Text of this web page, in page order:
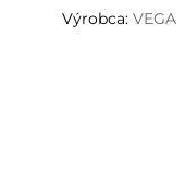
Výrobca:VEGA